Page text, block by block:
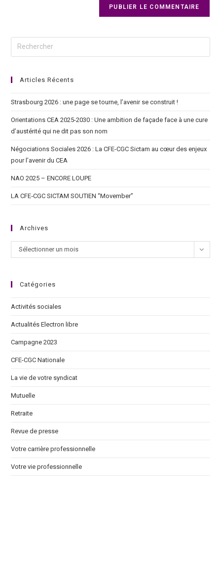
Articles Récents
Strasbourg 2026 : une page se tourne, l’avenir se construit !
Orientations CEA 2025-2030 : Une ambition de façade face à une cure
d’austérité qui ne dit pas son nom
Négociations Sociales 2026 : La CFE-CGC Sictam au cœur des enjeux
pour l’avenir du CEA
NAO 2025 – ENCORE LOUPE
LA CFE‑CGC SICTAM SOUTIEN “Movember”
Archives
Sélectionner un mois
Catégories
Activités sociales
Actualités Electron libre
Campagne 2023
CFE-CGC Nationale
La vie de votre syndicat
Mutuelle
Retraite
Revue de presse
Votre carrière professionnelle
Votre vie professionnelle